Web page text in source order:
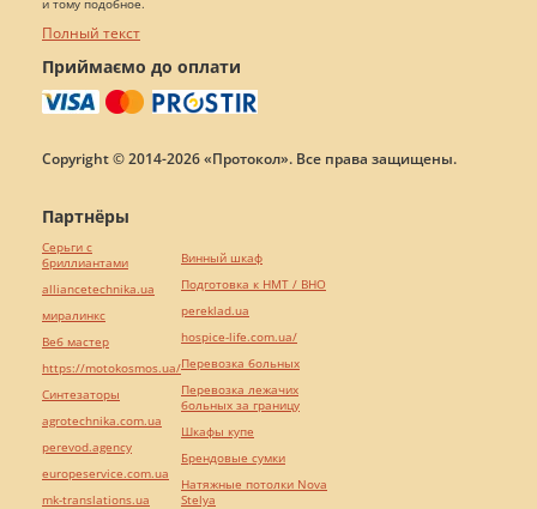
Полный текст
Приймаємо до оплати
Copyright © 2014-2026 «Протокол». Все права защищены.
Партнёры
Серьги с
бриллиантами
alliancetechnika.ua
миралинкс
Веб мастер
https://motokosmos.ua/
Синтезаторы
agrotechnika.com.ua
perevod.agency
europeservice.com.ua
mk-translations.ua
Винный шкаф
Подготовка к НМТ / ВНО
pereklad.ua
hospice-life.com.ua/
Перевозка больных
Перевозка лежачих
больных за границу
Шкафы купе
Брендовые сумки
Натяжные потолки Nova
Stelya